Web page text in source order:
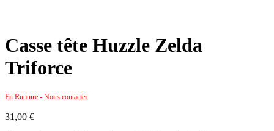
Casse tête Huzzle Zelda
Triforce
En Rupture - Nous contacter
31,00 €